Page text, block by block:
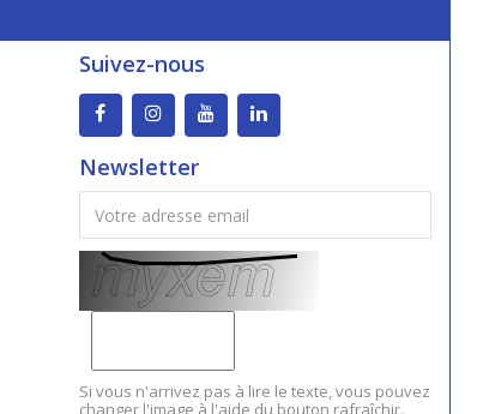
Suivez-nous
Newsletter
Si vous n'arrivez pas à lire le texte, vous pouvez
changer l'image à l'aide du bouton rafraîchir.